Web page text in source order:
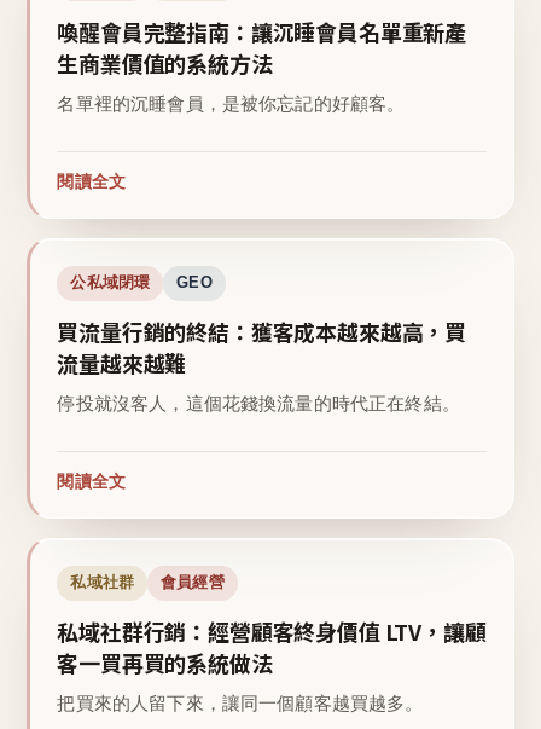
喚醒會員完整指南：讓沉睡會員名單重新產
生商業價值的系統方法
名單裡的沉睡會員，是被你忘記的好顧客。
閱讀全文
公私域閉環 GEO
買流量行銷的終結：獲客成本越來越高，買
流量越來越難
停投就沒客人，這個花錢換流量的時代正在終結。
閱讀全文
私域社群 會員經營
私域社群行銷：經營顧客終身價值 LTV，讓顧
客一買再買的系統做法
把買來的人留下來，讓同一個顧客越買越多。